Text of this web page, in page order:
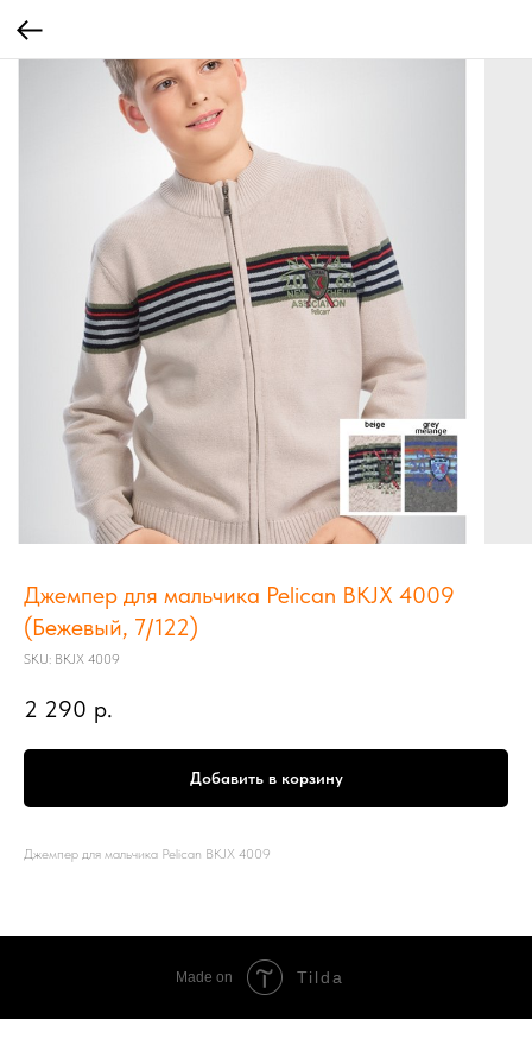
Джемпер для мальчика Pelican BKJX 4009
(Бежевый, 7/122)
SKU: BKJX 4009
2 290 р.
Добавить в корзину
Джемпер для мальчика Pelican BKJX 4009
Made on Tilda